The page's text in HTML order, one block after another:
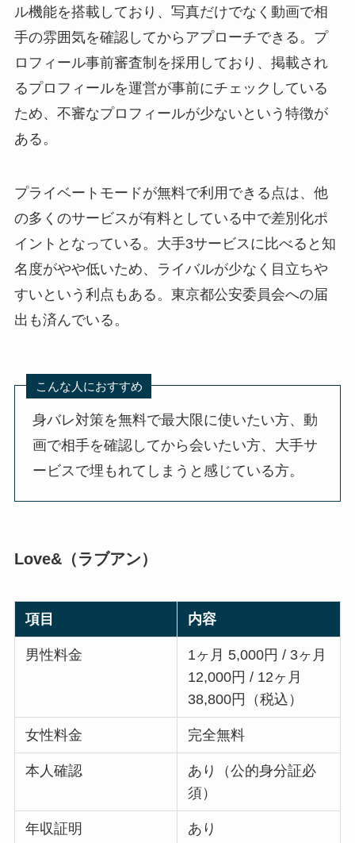
ル機能を搭載しており、写真だけでなく動画で相
手の雰囲気を確認してからアプローチできる。プ
ロフィール事前審査制を採用しており、掲載され
るプロフィールを運営が事前にチェックしている
ため、不審なプロフィールが少ないという特徴が
ある。
プライベートモードが無料で利用できる点は、他
の多くのサービスが有料としている中で差別化ポ
イントとなっている。大手3サービスに比べると知
名度がやや低いため、ライバルが少なく目立ちや
すいという利点もある。東京都公安委員会への届
出も済んでいる。
こんな人におすすめ
身バレ対策を無料で最大限に使いたい方、動
画で相手を確認してから会いたい方、大手サ
ービスで埋もれてしまうと感じている方。
Love&（ラブアン）
項目 内容
男性料金
1ヶ月 5,000円 / 3ヶ月
12,000円 / 12ヶ月
38,800円（税込）
女性料金 完全無料
本人確認
あり（公的身分証必
須）
年収証明 あり